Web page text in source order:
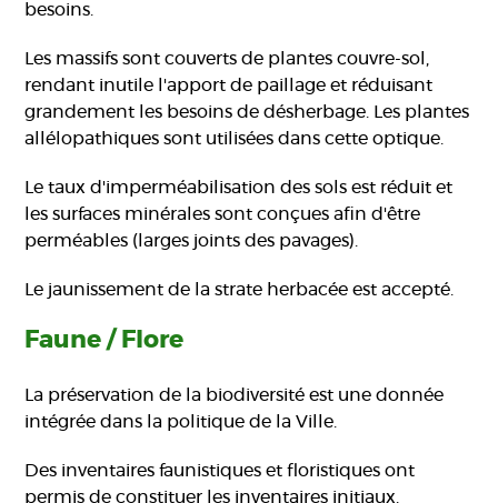
besoins.
Les massifs sont couverts de plantes couvre-sol,
rendant inutile l'apport de paillage et réduisant
grandement les besoins de désherbage. Les plantes
allélopathiques sont utilisées dans cette optique.
Le taux d'imperméabilisation des sols est réduit et
les surfaces minérales sont conçues afin d'être
perméables (larges joints des pavages).
Le jaunissement de la strate herbacée est accepté.
Faune / Flore
La préservation de la biodiversité est une donnée
intégrée dans la politique de la Ville.
Des inventaires faunistiques et floristiques ont
permis de constituer les inventaires initiaux.